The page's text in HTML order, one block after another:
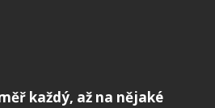
každý, až na nějaké